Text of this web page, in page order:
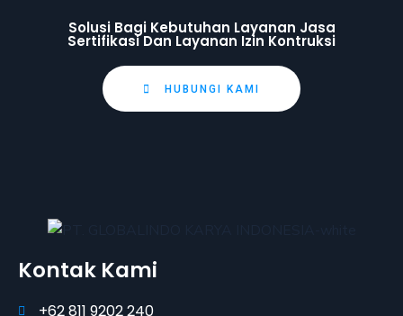
Solusi Bagi Kebutuhan Layanan Jasa
Sertifikasi Dan Layanan Izin Kontruksi
HUBUNGI KAMI
Kontak Kami
+62 811 9202 240